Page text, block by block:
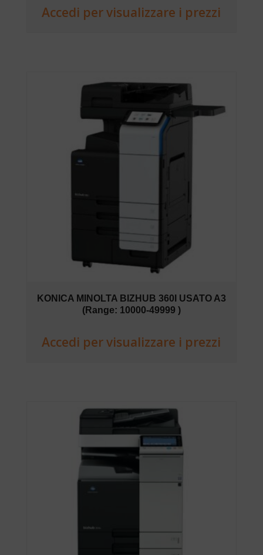
Accedi per visualizzare i prezzi
KONICA MINOLTA BIZHUB 360I USATO A3
(Range: 10000-49999 )
Accedi per visualizzare i prezzi